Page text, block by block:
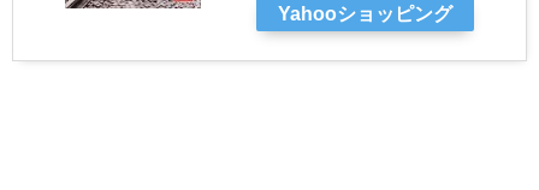
Yahooショッピング